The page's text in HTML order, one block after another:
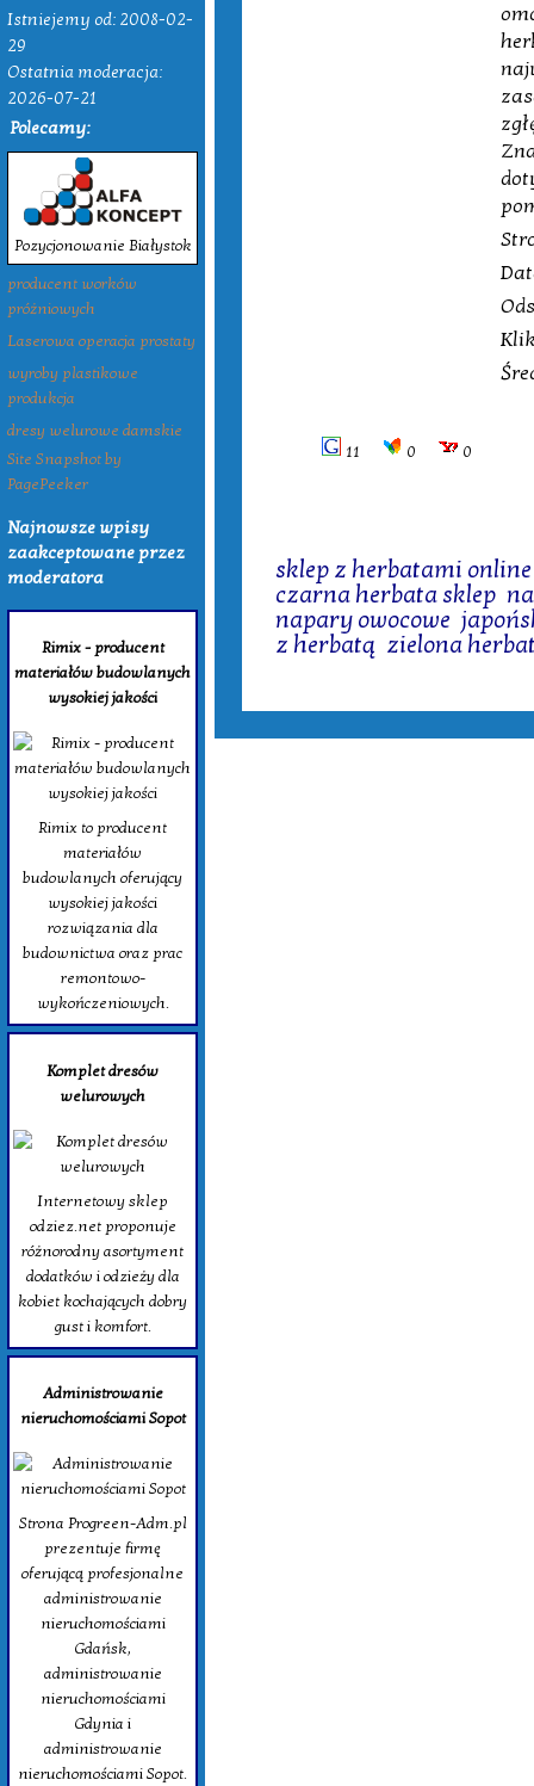
Istniejemy od: 2008-02-
29
Ostatnia moderacja:
2026-07-21
Polecamy:
Pozycjonowanie Białystok
producent worków
próżniowych
Laserowa operacja prostaty
wyroby plastikowe
produkcja
dresy welurowe damskie
Site Snapshot by
PagePeeker
Najnowsze wpisy
zaakceptowane przez
moderatora
Rimix - producent
materiałów budowlanych
wysokiej jakości
Rimix to producent
materiałów
budowlanych oferujący
wysokiej jakości
rozwiązania dla
budownictwa oraz prac
remontowo-
wykończeniowych.
Komplet dresów
welurowych
Internetowy sklep
odziez.net proponuje
różnorodny asortyment
dodatków i odzieży dla
kobiet kochających dobry
gust i komfort.
Administrowanie
nieruchomościami Sopot
Strona Progreen-Adm.pl
prezentuje firmę
oferującą profesjonalne
administrowanie
nieruchomościami
Gdańsk,
administrowanie
nieruchomościami
Gdynia i
administrowanie
nieruchomościami Sopot.
11 0 0
sklep z herbatami online
czarna herbata sklep
napary owocowe
z herbatą zielona